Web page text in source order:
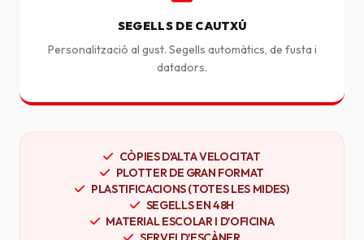
SEGELLS DE CAUTXÚ
Personalització al gust. Segells automàtics, de fusta i
datadors.
CÒPIES D'ALTA VELOCITAT
PLOTTER DE GRAN FORMAT
PLASTIFICACIONS (TOTES LES MIDES)
SEGELLS EN 48H
MATERIAL ESCOLAR I D'OFICINA